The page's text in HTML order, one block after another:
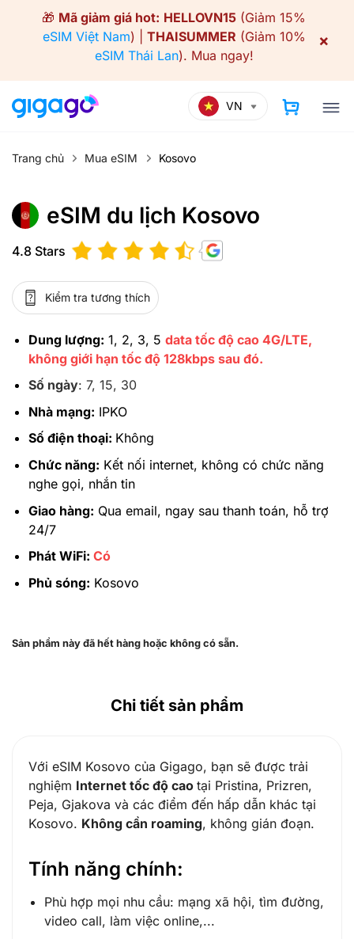
🎁 Mã giảm giá hot: HELLOVN15 (Giảm 15%
eSIM Việt Nam) | THAISUMMER (Giảm 10%
eSIM Thái Lan). Mua ngay!
×
VN
Trang chủ Mua eSIM Kosovo
eSIM du lịch Kosovo
4.8 Stars
Kiểm tra tương thích
Dung lượng: 1, 2, 3, 5 data tốc độ cao 4G/LTE,
không giới hạn tốc độ 128kbps sau đó.
Số ngày: 7, 15, 30
Nhà mạng: IPKO
Số điện thoại: Không
Chức năng: Kết nối internet, không có chức năng
nghe gọi, nhắn tin
Giao hàng: Qua email, ngay sau thanh toán, hỗ trợ
24/7
Phát WiFi: Có
Phủ sóng: Kosovo
Sản phẩm này đã hết hàng hoặc không có sẵn.
Chi tiết sản phẩm
Với eSIM Kosovo của Gigago, bạn sẽ được trải
nghiệm Internet tốc độ cao tại Pristina, Prizren,
Peja, Gjakova và các điểm đến hấp dẫn khác tại
Kosovo. Không cần roaming, không gián đoạn.
Tính năng chính:
Phù hợp mọi nhu cầu: mạng xã hội, tìm đường,
video call, làm việc online,...